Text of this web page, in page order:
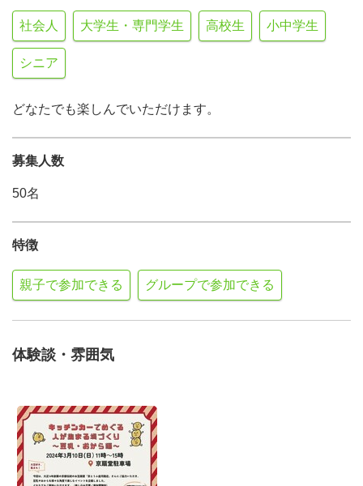
社会人 大学生・専門学生 高校生 小中学生
シニア
どなたでも楽しんでいただけます。
募集人数
50名
特徴
親子で参加できる グループで参加できる
体験談・雰囲気